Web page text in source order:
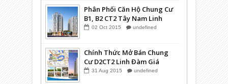
Phân Phối Căn Hộ Chung Cư
B1, B2 CT2 Tây Nam Linh
Đàm
02 Oct 2015 undefined
Chính Thức Mở Bán Chung
Cư D2CT2 Linh Đàm Giá
Hợp Lý Nhất
31 Aug 2015 undefined